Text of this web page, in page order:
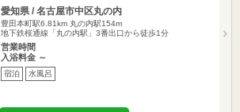
愛知県 / 名古屋市中区丸の内
豊田本町駅6.81km 丸の内駅154m
地下鉄桜通線「丸の内駅」3番出口から徒歩1分
営業時間
入浴料金 ～
宿泊 水風呂